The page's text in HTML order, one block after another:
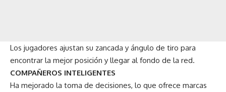
Los jugadores ajustan su zancada y ángulo de tiro para
encontrar la mejor posición y llegar al fondo de la red.
COMPAÑEROS INTELIGENTES
Ha mejorado la toma de decisiones, lo que ofrece marcas